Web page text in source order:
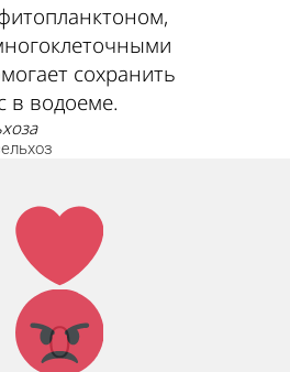
сохранить
в водоеме.
Лайк!
0
Агрессия!